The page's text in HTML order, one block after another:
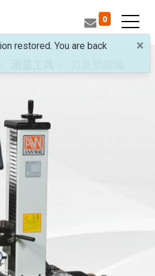
0
×
restored. You are back